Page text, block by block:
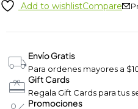
Add to wishlistCompare
Envío Gratis
Para ordenes mayores a
Gift Cards
Regala Gift Cards para tus
Promociones